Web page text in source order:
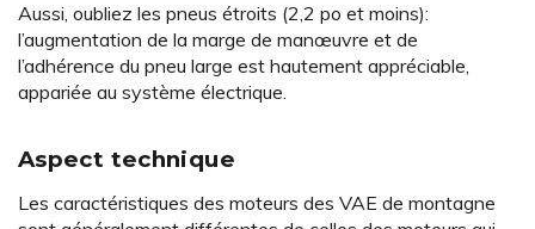
Aussi, oubliez les pneus étroits (2,2 po et moins):
l’augmentation de la marge de manœuvre et de
l’adhérence du pneu large est hautement appréciable,
appariée au système électrique.
Aspect technique
Les caractéristiques des moteurs des VAE de montagne